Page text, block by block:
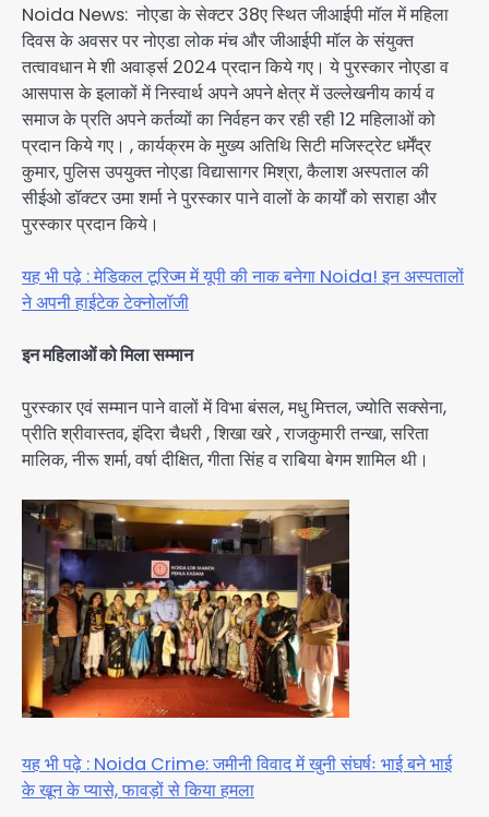
Noida News: नोएडा के सेक्टर 38ए स्थित जीआईपी मॉल में महिला
दिवस के अवसर पर नोएडा लोक मंच और जीआईपी मॉल के संयुक्त
तत्वावधान मे शी अवार्ड्स 2024 प्रदान किये गए। ये पुरस्कार नोएडा व
आसपास के इलाकों में निस्वार्थ अपने अपने क्षेत्र में उल्लेखनीय कार्य व
समाज के प्रति अपने कर्तव्यों का निर्वहन कर रही रही 12 महिलाओं को
प्रदान किये गए। , कार्यक्रम के मुख्य अतिथि सिटी मजिस्ट्रेट धर्मेंद्र
कुमार, पुलिस उपयुक्त नोएडा विद्यासागर मिश्रा, कैलाश अस्पताल की
सीईओ डॉक्टर उमा शर्मा ने पुरस्कार पाने वालों के कार्यों को सराहा और
पुरस्कार प्रदान किये।
यह भी पढ़े : मेडिकल टूरिज्म में यूपी की नाक बनेगा Noida! इन अस्पतालों
ने अपनी हाईटेक टेक्नोलॉजी
इन महिलाओं को मिला सम्मान
पुरस्कार एवं सम्मान पाने वालों में विभा बंसल, मधु मित्तल, ज्योति सक्सेना,
प्रीति श्रीवास्तव, इंदिरा चैधरी , शिखा खरे , राजकुमारी तन्खा, सरिता
मालिक, नीरू शर्मा, वर्षा दीक्षित, गीता सिंह व राबिया बेगम शामिल थी।
यह भी पढ़े : Noida Crime: जमीनी विवाद में खुनी संघर्षः भाई बने भाई
के खून के प्यासे, फावड़ों से किया हमला